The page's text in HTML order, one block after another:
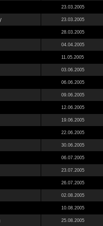
23.03.2005
23.03.2005
28.03.2005
04.04.2005
11.05.2005
03.06.2005
06.06.2005
09.06.2005
12.06.2005
19.06.2005
22.06.2005
30.06.2005
06.07.2005
23.07.2005
26.07.2005
02.08.2005
10.08.2005
25.08.2005